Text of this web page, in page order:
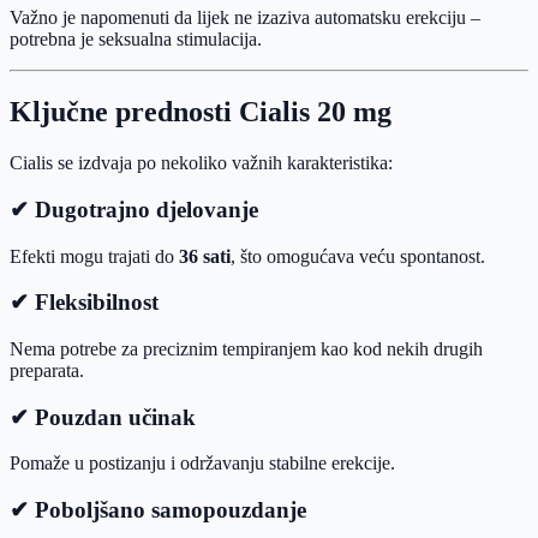
Važno je napomenuti da lijek ne izaziva automatsku erekciju –
potrebna je seksualna stimulacija.
Ključne prednosti Cialis 20 mg
Cialis se izdvaja po nekoliko važnih karakteristika:
✔ Dugotrajno djelovanje
Efekti mogu trajati do 36 sati, što omogućava veću spontanost.
✔ Fleksibilnost
Nema potrebe za preciznim tempiranjem kao kod nekih drugih
preparata.
✔ Pouzdan učinak
Pomaže u postizanju i održavanju stabilne erekcije.
✔ Poboljšano samopouzdanje